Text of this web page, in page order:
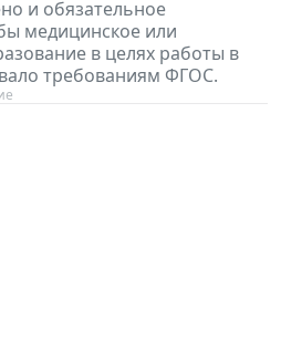
и обязательное
медицинское или
в целях работы в
требованиям ФГОС.